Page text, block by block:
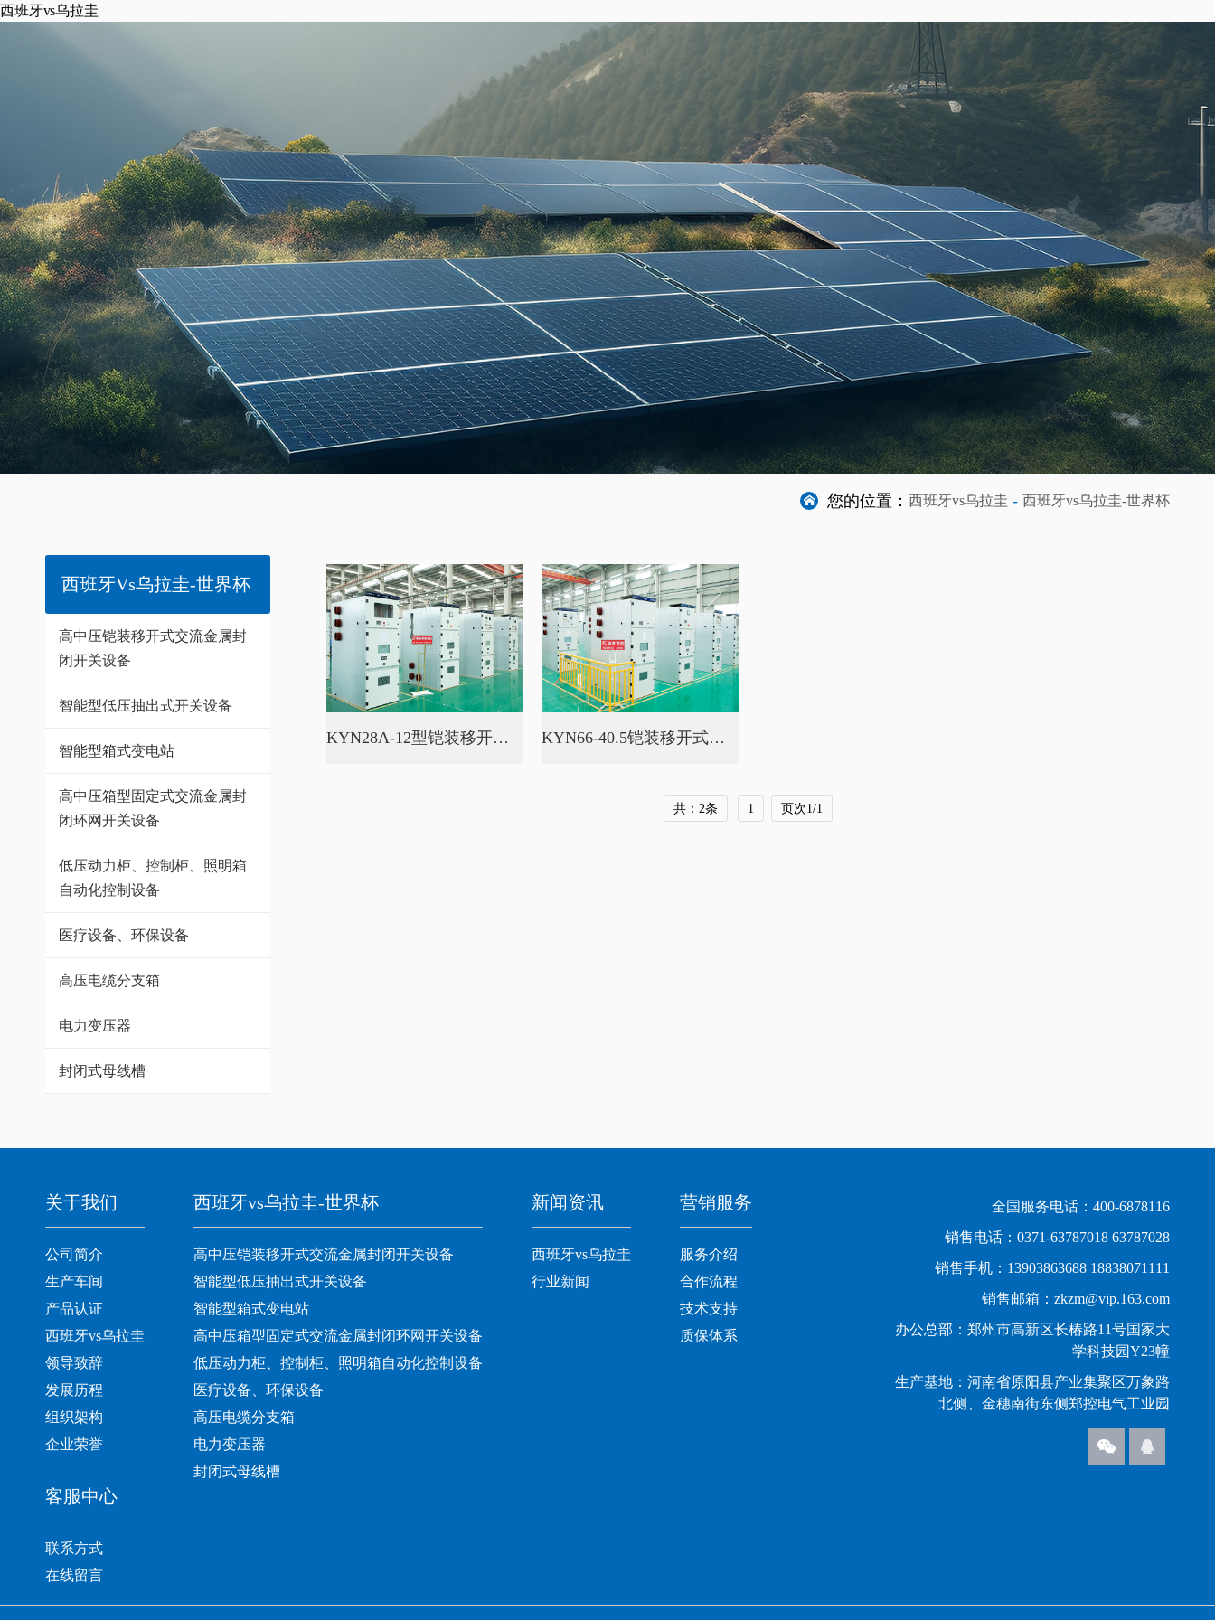
西班牙vs乌拉圭
您的位置： 西班牙vs乌拉圭 - 西班牙vs乌拉圭-世界杯
西班牙vs乌拉圭-世界杯
高中压铠装移开式交流金属封
闭开关设备
智能型低压抽出式开关设备
智能型箱式变电站
高中压箱型固定式交流金属封
闭环网开关设备
低压动力柜、控制柜、照明箱
自动化控制设备
医疗设备、环保设备
高压电缆分支箱
电力变压器
封闭式母线槽
KYN28A-12型铠装移开式户内交流... KYN66-40.5铠装移开式金属封闭...
共：2条 1 页次1/1
关于我们
公司简介
生产车间
产品认证
西班牙vs乌拉圭
领导致辞
发展历程
组织架构
企业荣誉
西班牙vs乌拉圭-世界杯
高中压铠装移开式交流金属封闭开关设备
智能型低压抽出式开关设备
智能型箱式变电站
高中压箱型固定式交流金属封闭环网开关设备
低压动力柜、控制柜、照明箱自动化控制设备
医疗设备、环保设备
高压电缆分支箱
电力变压器
封闭式母线槽
新闻资讯
西班牙vs乌拉圭
行业新闻
营销服务
服务介绍
合作流程
技术支持
质保体系
客服中心
联系方式
在线留言
全国服务电话：400-6878116
销售电话：0371-63787018 63787028
销售手机：13903863688 18838071111
销售邮箱：zkzm@vip.163.com
办公总部：郑州市高新区长椿路11号国家大
学科技园Y23幢
生产基地：河南省原阳县产业集聚区万象路
北侧、金穗南街东侧郑控电气工业园